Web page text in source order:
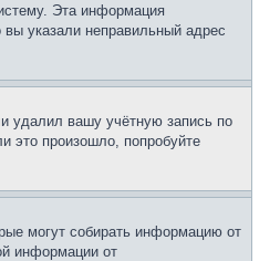
Эта информация
указали неправильный адрес
удалил вашу учётную запись по
это произошло, попробуйте
могут собирать информацию от
информации от